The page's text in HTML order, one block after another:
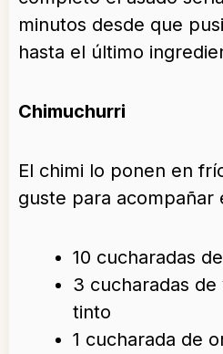
minutos desde que
hasta el último
Chimuchurri
El chimi lo ponen en
guste para acompañar
10 cucharadas
3 cucharadas
tinto
1 cucharada de